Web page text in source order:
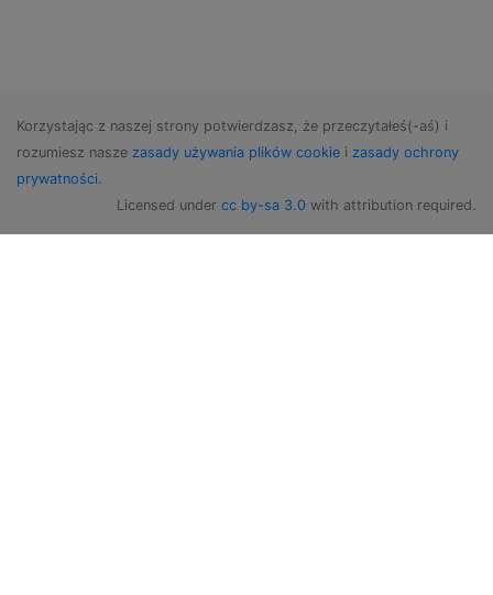
Korzystając z naszej strony potwierdzasz, że przeczytałeś(-aś) i
rozumiesz nasze zasady używania plików cookie i zasady ochrony
prywatności.
Licensed under cc by-sa 3.0 with attribution required.